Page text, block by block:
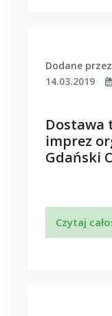
Dodane
14.03.2019
Dostawa
imprez
Gdański
Czytaj